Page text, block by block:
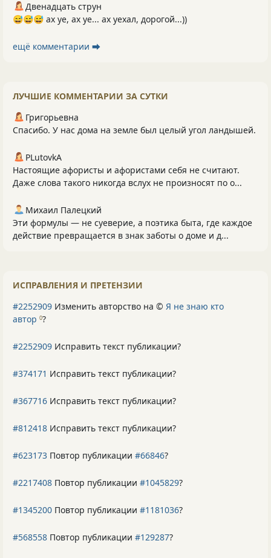
Двенадцать струн
😅😅😅 ах уе, ах уе... ах уехал, дорогой...))
ещё комментарии ⮕
ЛУЧШИЕ КОММЕНТАРИИ ЗА СУТКИ
Григорьевна
Спасибо. У нас дома на земле был целый угол ландышей.
PLutоvkА
Настоящие афористы и афористами себя не считают.
Даже слова такого никогда вслух не произносят по о...
Михаил Палецкий
Эти формулы — не суеверие, а поэтика быта, где каждое
действие превращается в знак заботы о доме и д...
ИСПРАВЛЕНИЯ И ПРЕТЕНЗИИ
#2252909 Изменить авторство на © Я не знаю кто
автор 0?
#2252909 Исправить текст публикации?
#374171 Исправить текст публикации?
#367716 Исправить текст публикации?
#812418 Исправить текст публикации?
#623173 Повтор публикации #66846?
#2217408 Повтор публикации #1045829?
#1345200 Повтор публикации #1181036?
#568558 Повтор публикации #129287?